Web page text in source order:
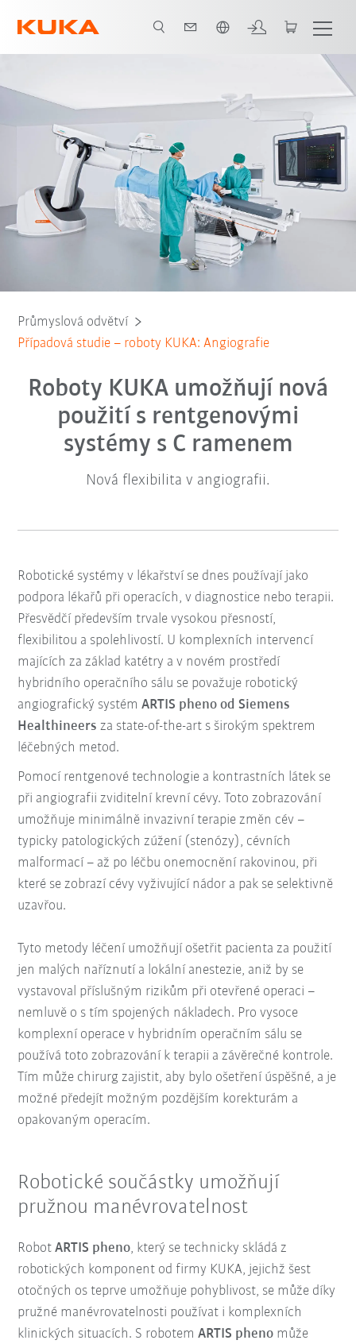
Všichni systémoví partneři
Průmyslová odvětví
Případová studie – roboty KUKA: Angiografie
Roboty KUKA umožňují nová
použití s rentgenovými
systémy s C ramenem
Nová flexibilita v angiografii.
Robotické systémy v lékařství se dnes používají jako
podpora lékařů při operacích, v diagnostice nebo terapii.
Přesvědčí především trvale vysokou přesností,
flexibilitou a spolehlivostí. U komplexních intervencí
majících za základ katétry a v novém prostředí
hybridního operačního sálu se považuje robotický
angiografický systémARTIS pheno od Siemens
Healthineersza state-of-the-art s širokým spektrem
léčebných metod.
Pomocí rentgenové technologie a kontrastních látek se
při angiografii zviditelní krevní cévy. Toto zobrazování
umožňuje minimálně invazivní terapie změn cév –
typicky patologických zúžení (stenózy), cévních
malformací – až po léčbu onemocnění rakovinou, při
které se zobrazí cévy vyživující nádor a pak se selektivně
uzavřou.
Tyto metody léčení umožňují ošetřit pacienta za použití
jen malých naříznutí a lokální anestezie, aniž by se
vystavoval příslušným rizikům při otevřené operaci –
nemluvě o s tím spojených nákladech. Pro vysoce
komplexní operace v hybridním operačním sálu se
používá toto zobrazování k terapii a závěrečné kontrole.
Tím může chirurg zajistit, aby bylo ošetření úspěšné, a je
možné předejít možným pozdějším korekturám a
opakovaným operacím.
Robotické součástky umožňují
pružnou manévrovatelnost
RobotARTIS pheno, který se technicky skládá z
robotických komponent od firmy KUKA, jejichž šest
otočných os teprve umožňuje pohyblivost, se může díky
pružné manévrovatelnosti používat i komplexních
klinických situacích. S robotemARTIS pheno může